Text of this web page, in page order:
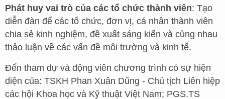
Phát huy vai trò của các tổ chức thành viên: Tạo
diễn đàn để các tổ chức, đơn vị, cá nhân thành viên
chia sẻ kinh nghiệm, đề xuất sáng kiến và cùng nhau
thảo luận về các vấn đề môi trường và kinh tế.
Đến tham dự và động viên chương trình có sự hiện
diện của: TSKH Phan Xuân Dũng - Chủ tịch Liên hiệp
các hội Khoa học và Kỹ thuật Việt Nam; PGS.TS